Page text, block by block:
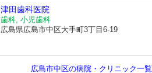
津田歯科医院
歯科, 小児歯科
広島県広島市中区大手町3丁目6-19
広島市中区の病院・クリニック一覧